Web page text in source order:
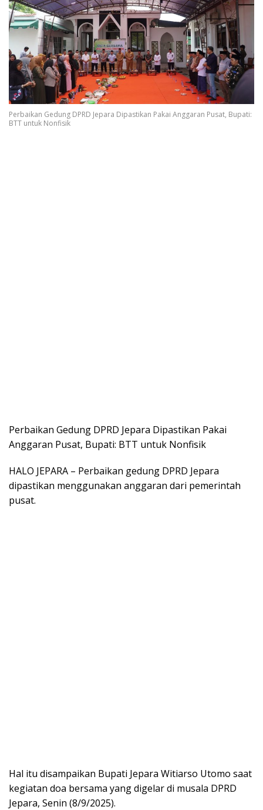
Perbaikan Gedung DPRD Jepara Dipastikan Pakai Anggaran Pusat, Bupati:
BTT untuk Nonfisik
Perbaikan Gedung DPRD Jepara Dipastikan Pakai
Anggaran Pusat, Bupati: BTT untuk Nonfisik
HALO JEPARA – Perbaikan gedung DPRD Jepara
dipastikan menggunakan anggaran dari pemerintah
pusat.
Hal itu disampaikan Bupati Jepara Witiarso Utomo saat
kegiatan doa bersama yang digelar di musala DPRD
Jepara, Senin (8/9/2025).